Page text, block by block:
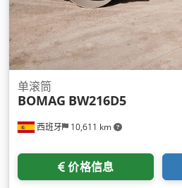
西班牙 10,611 km
单滚筒
BOMAG BW216D5
价格信息